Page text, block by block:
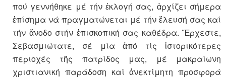
πού γεννήθηκε μέ τήν ἐκλογή σας, ἀρχίζει σήμερα
ἐπίσημα νά πραγματώνεται μέ τήν ἔλευσή σας καί
τήν ἄνοδο στήν ἐπισκοπική σας καθέδρα. Ἔρχεστε,
Σεβασμιώτατε, σέ μία ἀπό τίς ἱστορικότερες
περιοχές τῆς πατρίδος μας, μέ μακραίωνη
χριστιανική παράδοση καί ἀνεκτίμητη προσφορά